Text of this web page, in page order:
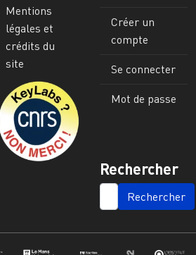
Mentions
légales et
crédits du
site
Image
Créer un
compte
Se connecter
Mot de passe
Rechercher
SEARCH